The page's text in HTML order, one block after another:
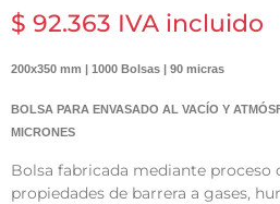
$ 92.363 IVA incluido
200x350 mm | 1000 Bolsas | 90 micras
BOLSA PARA ENVASADO AL VACÍO Y
MICRONES
Bolsa fabricada mediante proceso
propiedades de barrera a gases,